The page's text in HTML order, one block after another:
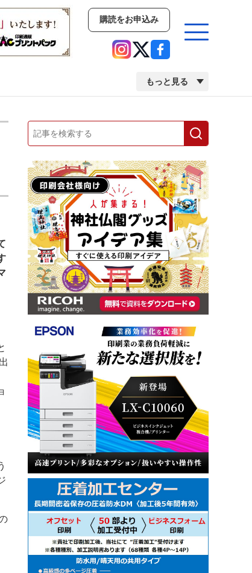
購読をお申込み
もっと見る
イベント
人事・移転・異動・訃報
市場・統計 人事・移転・異動・訃報
刷機・製本機特集
2022 検査・校正特集